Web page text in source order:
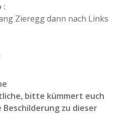
:
Zieregg dann nach Links
bitte kümmert euch
Beschilderung zu dieser